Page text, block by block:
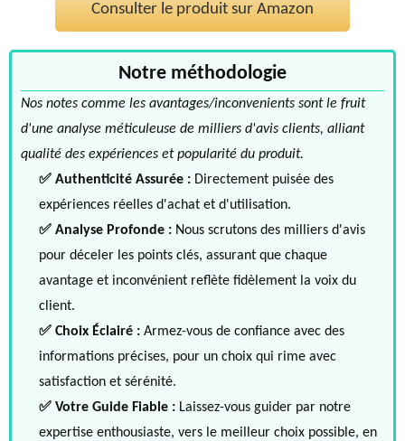
Consulter le produit sur Amazon
Notre méthodologie
Nos notes comme les avantages/inconvenients sont le fruit
d'une analyse méticuleuse de milliers d'avis clients, alliant
qualité des expériences et popularité du produit.
✅ Authenticité Assurée : Directement puisée des
expériences réelles d'achat et d'utilisation.
✅ Analyse Profonde : Nous scrutons des milliers d'avis
pour déceler les points clés, assurant que chaque
avantage et inconvénient reflète fidèlement la voix du
client.
✅ Choix Éclairé : Armez-vous de confiance avec des
informations précises, pour un choix qui rime avec
satisfaction et sérénité.
✅ Votre Guide Fiable : Laissez-vous guider par notre
expertise enthousiaste, vers le meilleur choix possible, en